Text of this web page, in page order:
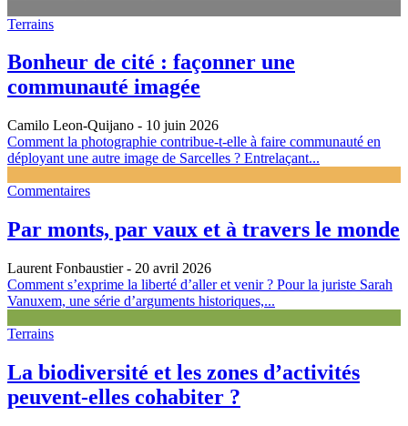
Terrains
Bonheur de cité : façonner une
communauté imagée
Camilo Leon-Quijano - 10 juin 2026
Comment la photographie contribue-t-elle à faire communauté en
déployant une autre image de Sarcelles ? Entrelaçant...
Commentaires
Par monts, par vaux et à travers le monde
Laurent Fonbaustier- 20 avril 2026
Comment s’exprime la liberté d’aller et venir ? Pour la juriste Sarah
Vanuxem, une série d’arguments historiques,...
Terrains
La biodiversité et les zones d’activités
peuvent-elles cohabiter ?